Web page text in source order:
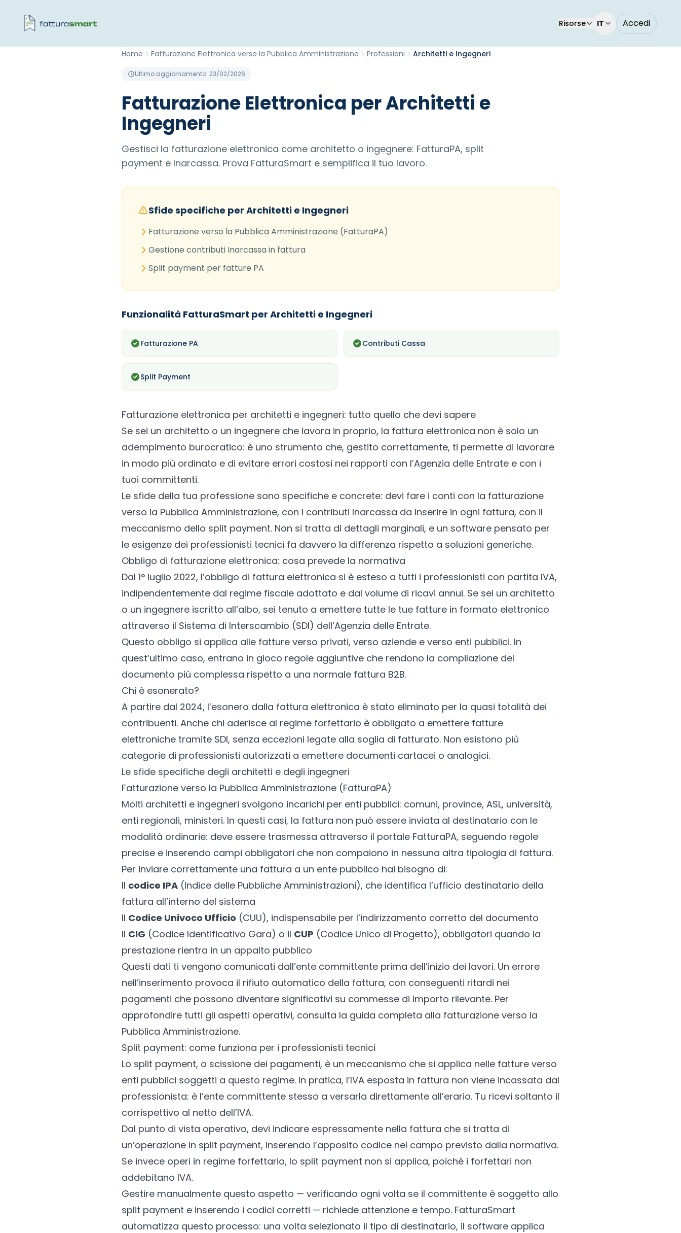
Risorse IT Accedi
Home Fatturazione Elettronica verso la Pubblica Amministrazione Professioni Architetti e Ingegneri
Ultimo aggiornamento: 23/02/2026
Fatturazione Elettronica per Architetti e
Ingegneri
Gestisci la fatturazione elettronica come architetto o ingegnere: FatturaPA, split
payment e Inarcassa. Prova FatturaSmart e semplifica il tuo lavoro.
Sfide specifiche per Architetti e Ingegneri
Fatturazione verso la Pubblica Amministrazione (FatturaPA)
Gestione contributi Inarcassa in fattura
Split payment per fatture PA
Funzionalità FatturaSmart per Architetti e Ingegneri
Fatturazione PA Contributi Cassa
Split Payment
Fatturazione elettronica per architetti e ingegneri: tutto quello che devi sapere
Se sei un architetto o un ingegnere che lavora in proprio, la fattura elettronica non è solo un
adempimento burocratico: è uno strumento che, gestito correttamente, ti permette di lavorare
in modo più ordinato e di evitare errori costosi nei rapporti con l’Agenzia delle Entrate e con i
tuoi committenti.
Le sfide della tua professione sono specifiche e concrete: devi fare i conti con la fatturazione
verso la Pubblica Amministrazione, con i contributi Inarcassa da inserire in ogni fattura, con il
meccanismo dello split payment. Non si tratta di dettagli marginali, e un software pensato per
le esigenze dei professionisti tecnici fa davvero la differenza rispetto a soluzioni generiche.
Obbligo di fatturazione elettronica: cosa prevede la normativa
Dal 1° luglio 2022, l’obbligo di fattura elettronica si è esteso a tutti i professionisti con partita IVA,
indipendentemente dal regime fiscale adottato e dal volume di ricavi annui. Se sei un architetto
o un ingegnere iscritto all’albo, sei tenuto a emettere tutte le tue fatture in formato elettronico
attraverso il Sistema di Interscambio (SDI) dell’Agenzia delle Entrate.
Questo obbligo si applica alle fatture verso privati, verso aziende e verso enti pubblici. In
quest’ultimo caso, entrano in gioco regole aggiuntive che rendono la compilazione del
documento più complessa rispetto a una normale fattura B2B.
Chi è esonerato?
A partire dal 2024, l’esonero dalla fattura elettronica è stato eliminato per la quasi totalità dei
contribuenti. Anche chi aderisce al regime forfettario è obbligato a emettere fatture
elettroniche tramite SDI, senza eccezioni legate alla soglia di fatturato. Non esistono più
categorie di professionisti autorizzati a emettere documenti cartacei o analogici.
Le sfide specifiche degli architetti e degli ingegneri
Fatturazione verso la Pubblica Amministrazione (FatturaPA)
Molti architetti e ingegneri svolgono incarichi per enti pubblici: comuni, province, ASL, università,
enti regionali, ministeri. In questi casi, la fattura non può essere inviata al destinatario con le
modalità ordinarie: deve essere trasmessa attraverso il portale FatturaPA, seguendo regole
precise e inserendo campi obbligatori che non compaiono in nessuna altra tipologia di fattura.
Per inviare correttamente una fattura a un ente pubblico hai bisogno di:
Il codice IPA (Indice delle Pubbliche Amministrazioni), che identifica l’ufficio destinatario della
fattura all’interno del sistema
Il Codice Univoco Ufficio (CUU), indispensabile per l’indirizzamento corretto del documento
Il CIG (Codice Identificativo Gara) o il CUP (Codice Unico di Progetto), obbligatori quando la
prestazione rientra in un appalto pubblico
Questi dati ti vengono comunicati dall’ente committente prima dell’inizio dei lavori. Un errore
nell’inserimento provoca il rifiuto automatico della fattura, con conseguenti ritardi nei
pagamenti che possono diventare significativi su commesse di importo rilevante. Per
approfondire tutti gli aspetti operativi, consulta la guida completa alla fatturazione verso la
Pubblica Amministrazione.
Split payment: come funziona per i professionisti tecnici
Lo split payment, o scissione dei pagamenti, è un meccanismo che si applica nelle fatture verso
enti pubblici soggetti a questo regime. In pratica, l’IVA esposta in fattura non viene incassata dal
professionista: è l’ente committente stesso a versarla direttamente all’erario. Tu ricevi soltanto il
corrispettivo al netto dell’IVA.
Dal punto di vista operativo, devi indicare espressamente nella fattura che si tratta di
un’operazione in split payment, inserendo l’apposito codice nel campo previsto dalla normativa.
Se invece operi in regime forfettario, lo split payment non si applica, poiché i forfettari non
addebitano IVA.
Gestire manualmente questo aspetto — verificando ogni volta se il committente è soggetto allo
split payment e inserendo i codici corretti — richiede attenzione e tempo. FatturaSmart
automatizza questo processo: una volta selezionato il tipo di destinatario, il software applica